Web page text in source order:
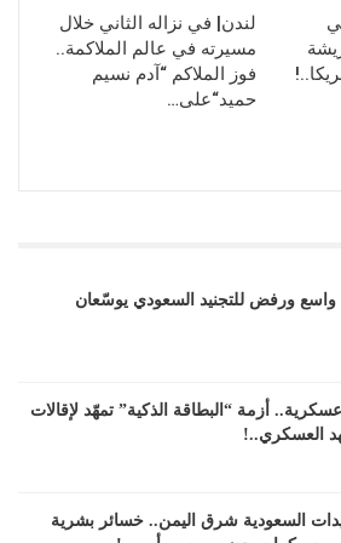
بافتراض دقة تقديرات ماجواير وموقع “90 مين”،
قمصان ميسي فقط بلغت
تقريبا خلال هذه الدقائق
لندن| في نزاله الثاني خلال
مسيرته في عالم الملاكمة..
فوز الملاكم “آدم نسيم
حميد“على…
ورفض للتجنيد السعودي يوسّعان
أزمة “البطاقة الذكية” تمهّد لإقالات
العسكري..!
السعودية شرق اليمن.. خسائر بشرية